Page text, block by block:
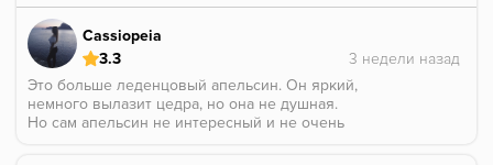
Cassiopeia
3.3
Это больше леденцовый апельсин. Он яркий,
немного вылазит цедра, но она не душная.
Но сам апельсин не интересный и не очень